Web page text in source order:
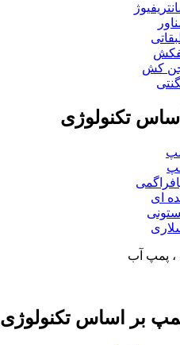
کش
تکنولوژی
ای
بر اساس تکنولوژی